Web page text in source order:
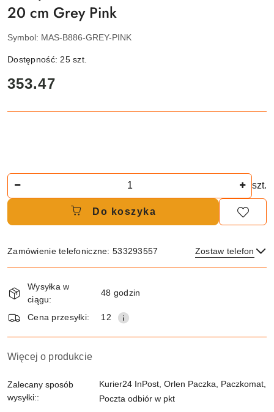
20 cm Grey Pink
Symbol: MAS-B886-GREY-PINK
Dostępność: 25szt.
cena:
353.47
szt.
Do koszyka
Zamówienie telefoniczne: 533293557 Zostaw telefon
Dostępność
i
dostawa
Wysyłka w
ciągu:
48 godzin
Cena przesyłki: 12
Więcej o produkcie
Zalecany sposób
wysyłki::
Kurier24 InPost, Orlen Paczka, Paczkomat,
Poczta odbiór w pkt